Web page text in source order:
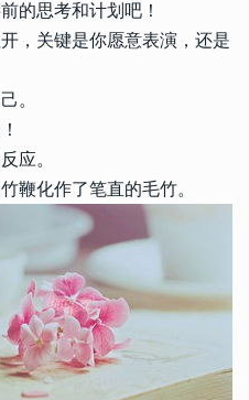
的思考和计划吧！
，关键是你愿意表演，还是
。
应。
鞭化作了笔直的毛竹。